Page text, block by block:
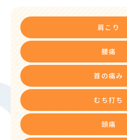
肩こり
腰痛
首の痛み
むち打ち
頭痛